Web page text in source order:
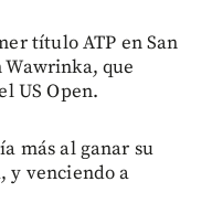
título ATP en San
Wawrinka, que
US Open.
más al ganar su
y venciendo a